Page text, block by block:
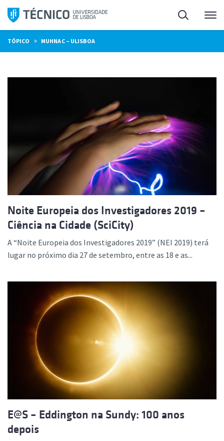
Saltar
para
o
conteúdo
Pesquisa
TÓPICO » MUHNAC – ULISBOA
Noite Europeia dos Investigadores 2019 –
Ciência na Cidade (SciCity)
A “Noite Europeia dos Investigadores 2019” (NEI 2019) terá
lugar no próximo dia 27 de setembro, entre as 18 e as...
E@S – Eddington na Sundy: 100 anos
depois